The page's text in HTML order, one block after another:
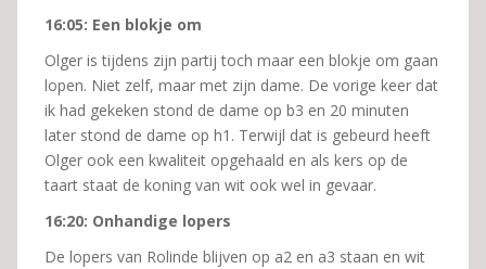
16:05: Een blokje om
Olger is tijdens zijn partij toch maar een blokje om gaan
lopen. Niet zelf, maar met zijn dame. De vorige keer dat
ik had gekeken stond de dame op b3 en 20 minuten
later stond de dame op h1. Terwijl dat is gebeurd heeft
Olger ook een kwaliteit opgehaald en als kers op de
taart staat de koning van wit ook wel in gevaar.
16:20: Onhandige lopers
De lopers van Rolinde blijven op a2 en a3 staan en wit